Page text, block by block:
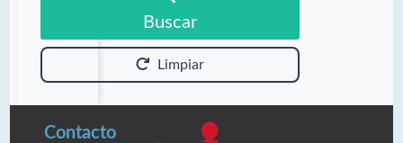
Buscar
Limpiar
Contacto